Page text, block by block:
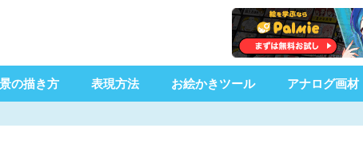
の描き方 表現方法 お絵かきツール アナログ画材